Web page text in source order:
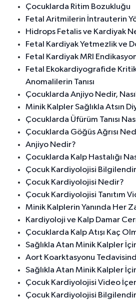
Çocuklarda Ritim Bozukluğu
Fetal Aritmilerin İntrauterin
Hidrops Fetalis ve Kardiyak
Fetal Kardiyak Yetmezlik ve
Fetal Kardiyak MRI
Fetal Ekokardiyografide
Anomalilerin Tanısı
Çocuklarda Anjiyo Nedir, Nasıl
Minik Kalpler Sağlıkla Atsın
Çocuklarda Üfürüm Tanısı
Çocuklarda Göğüs Ağrısı
Anjiyo Nedir?
Çocuklarda Kalp Hastalığı
Çocuk Kardiyolojisi
Çocuk Kardiyolojisi Nedir?
Çocuk Kardiyolojisi Tanıtım
Minik Kalplerin Yanında Her
Kardiyoloji ve Kalp Damar
Çocuklarda Kalp Atışı Kaç
Sağlıkla Atan Minik Kalpler
Aort Koarktasyonu
Sağlıkla Atan Minik Kalpler
Çocuk Kardiyolojisi Video
Çocuk Kardiyolojisi